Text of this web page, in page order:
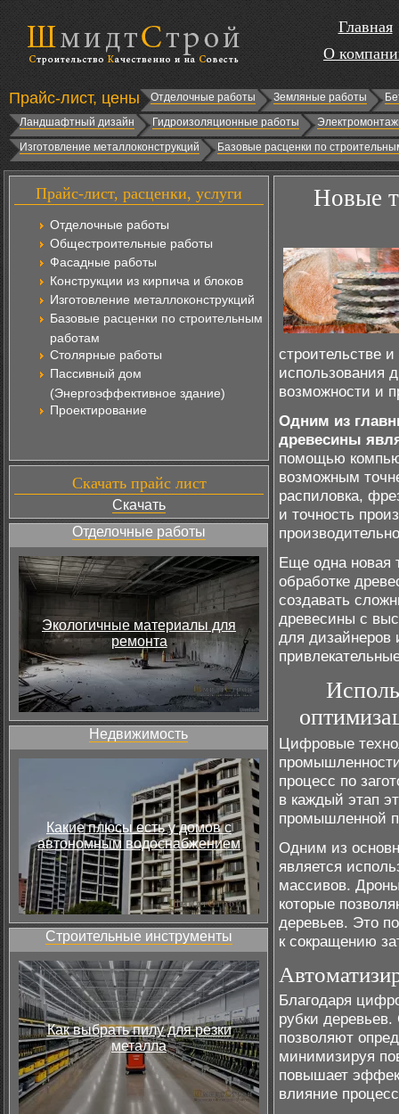
Главная
О
Прайс-лист, цены Отделочные работы Земляные работы
Ландшафтный дизайн
Гидроизоляционные работы
Изготовление металлоконструкций
Базовые расценки по
Прайс-лист, расценки, услуги
Отделочные работы
Общестроительные работы
Фасадные работы
Конструкции из кирпича и блоков
Изготовление металлоконструкций
Базовые расценки по строительным
работам
Столярные работы
Пассивный дом
(Энергоэффективное здание)
Проектирование
Скачать прайс лист
Скачать
Отделочные работы
Экологичные материалы для
ремонта
Недвижимость
Какие плюсы есть у домов с
автономным водоснабжением
Строительные инструменты
Как выбрать пилу для резки
металла
Новые
строительстве
использования
возможности и
Одним из
древесины
помощью
возможным
распиловка,
и точность
Еще одна новая
обработке
создавать
древесины с
для дизайнеров
Цифровые
процесс по
в каждый этап
промышленной
Одним из
является
массивов.
которые
деревьев. Это
к сокращению
Благодаря
рубки
позволяют
минимизируя
повышает
влияние